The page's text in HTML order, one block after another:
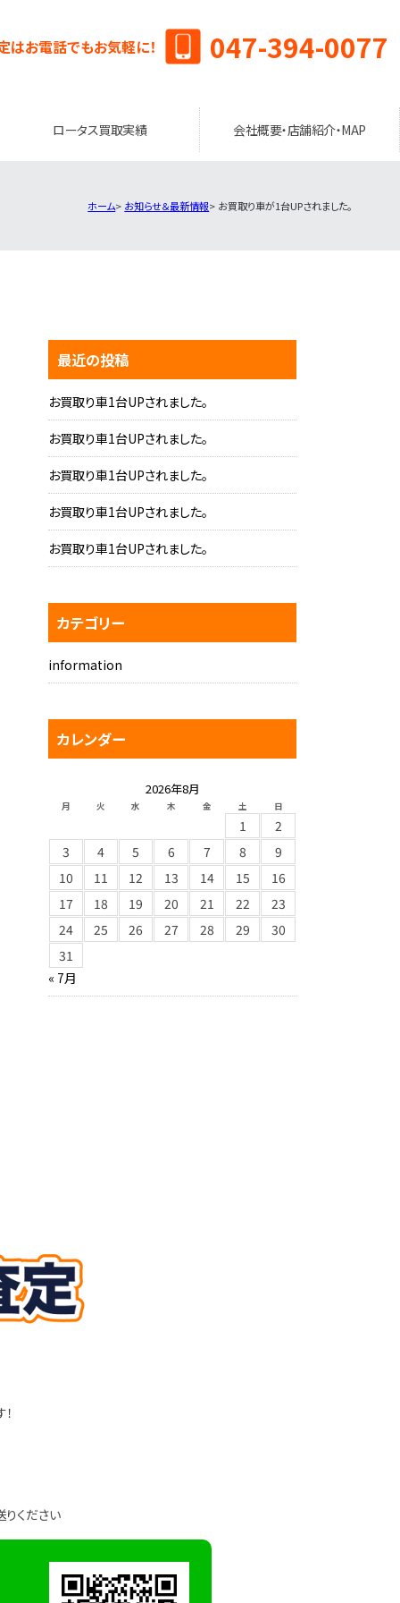
はお電話でもお気軽に！ 047-394-0077
ロータス買取実績 会社概要・店舗紹介・MAP
ホーム お知らせ＆最新情報 お買取り車が1台UPされました。
最近の投稿
お買取り車1台UPされました。
お買取り車1台UPされました。
お買取り車1台UPされました。
お買取り車1台UPされました。
お買取り車1台UPされました。
カテゴリー
information
カレンダー
2026年8月
月 火 水 木 金 土 日
1
2
3
4 5 6 7 8
9
10
11 12 13 14 15
16
17
18 19 20 21 22
23
24
25 26 27 28 29
30
31
« 7月
ください